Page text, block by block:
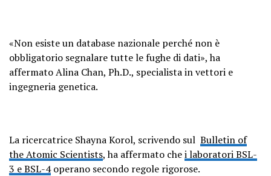
«Non esiste un database nazionale perché non è
obbligatorio segnalare tutte le fughe di dati», ha
affermato Alina Chan, Ph.D., specialista in vettori e
ingegneria genetica.
La ricercatrice Shayna Korol, scrivendo sul Bulletin of
the Atomic Scientists, ha affermato chei laboratori BSL-
3 e BSL-4operano secondo regole rigorose.